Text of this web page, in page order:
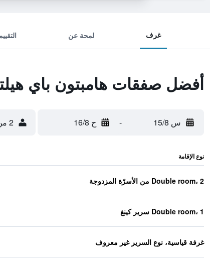
غرف لمحة عن
أفضل صفقات هامبتون باي
س 15/8 - ح 16/8 2 من الضيوف، غرفة واحدة
نوع الإقامة
Double room، 2 من الأسرّة المزدوجة
Double room، 1 سرير كينغ
غرفة قياسية، نوع السرير غير معروف